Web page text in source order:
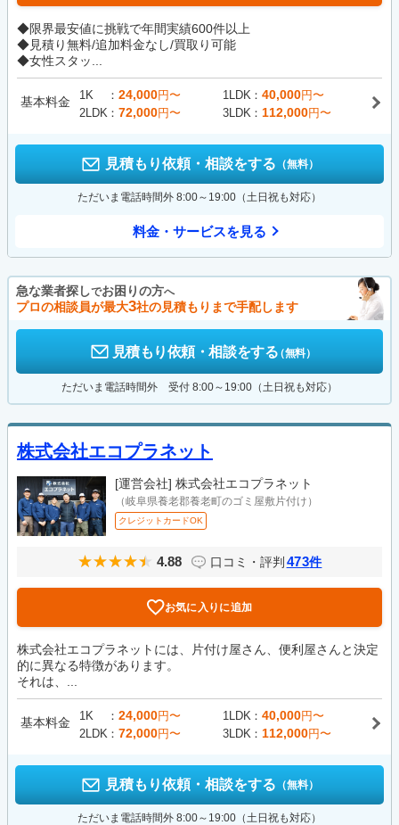
◆限界最安値に挑戦で年間実績600件以上
◆見積り無料/追加料金なし/買取り可能
◆女性スタッ...
基本料金 1K 24,000円〜 1LDK 40,000円〜
2LDK
72,000円〜 3LDK 112,000円〜
見積もり依頼・相談をする （無料）
ただいま電話時間外 8:00～19:00（土日祝も対応）
料金・サービスを見る
急な業者探しでお困りの方へ
プロの相談員が最大3社の見積もりまで手配します
見積もり依頼・相談をする（無料）
ただいま電話時間外 受付 8:00～19:00（土日祝も対応）
株式会社エコプラネット
[運営会社] 株式会社エコプラネット
（岐阜県養老郡養老町のゴミ屋敷片付け）
クレジットカードOK
4.88 口コミ・評判 473件
お気に入りに追加
株式会社エコプラネットには、片付け屋さん、便利屋さんと決定
的に異なる特徴があります。
それは、...
基本料金 1K 24,000円〜 1LDK 40,000円〜
2LDK
72,000円〜 3LDK 112,000円〜
見積もり依頼・相談をする （無料）
ただいま電話時間外 8:00～19:00（土日祝も対応）